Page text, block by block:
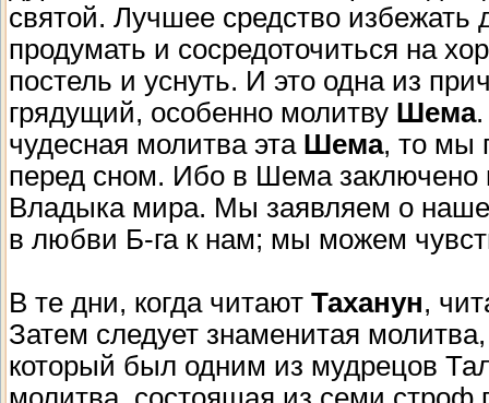
святой. Лучшее средство
продумать и сосредоточиться на
постель и уснуть. И это одна из
грядущий, особенно молитву Шема.
чудесная молитва эта Шема, то мы
перед сном. Ибо в Шема заключено
Владыка мира. Мы заявляем о
в любви Б-га к нам; мы можем
В те дни, когда читают Таханун,
Затем следует знаменитая
который был одним из мудрецов